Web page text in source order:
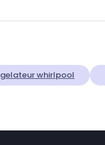
whirlpool